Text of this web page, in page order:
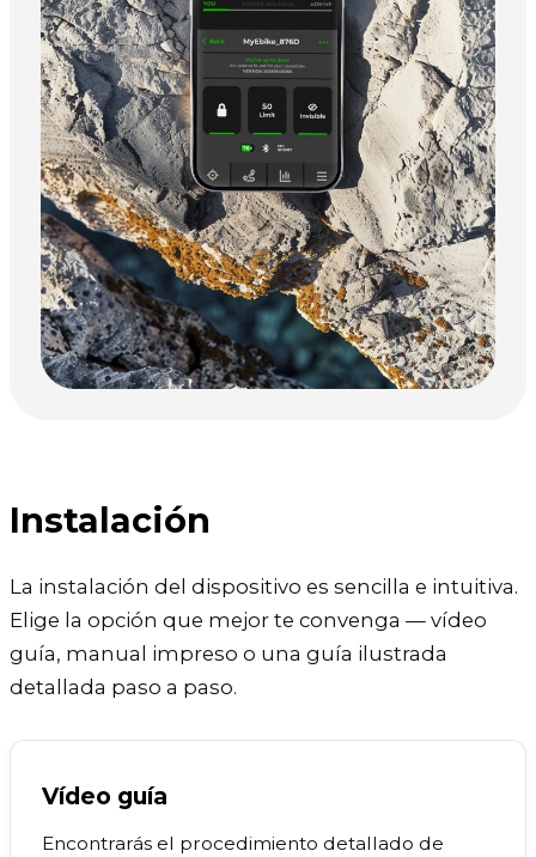
Instalación
La instalación del dispositivo es sencilla e intuitiva.
Elige la opción que mejor te convenga — vídeo
guía, manual impreso o una guía ilustrada
detallada paso a paso.
Vídeo guía
Encontrarás el procedimiento detallado de